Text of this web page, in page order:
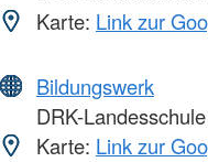
Karte: Link zur
Bildungswerk
DRK-
Karte: Link zur